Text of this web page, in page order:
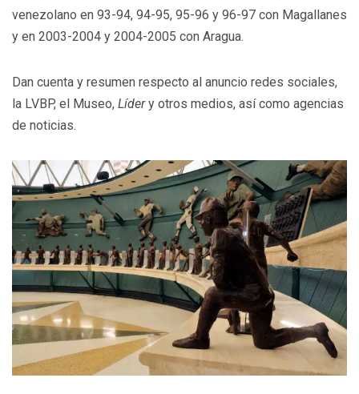
venezolano en 93-94, 94-95, 95-96 y 96-97 con Magallanes
y en 2003-2004 y 2004-2005 con Aragua.
Dan cuenta y resumen respecto al anuncio redes sociales,
la LVBP, el Museo, Lídery otros medios, así como agencias
de noticias.